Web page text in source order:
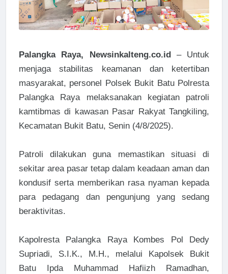
Palangka Raya, Newsinkalteng.co.id – Untuk
menjaga stabilitas keamanan dan ketertiban
masyarakat, personel Polsek Bukit Batu Polresta
Palangka Raya melaksanakan kegiatan patroli
kamtibmas di kawasan Pasar Rakyat Tangkiling,
Kecamatan Bukit Batu, Senin (4/8/2025).
Patroli dilakukan guna memastikan situasi di
sekitar area pasar tetap dalam keadaan aman dan
kondusif serta memberikan rasa nyaman kepada
para pedagang dan pengunjung yang sedang
beraktivitas.
Kapolresta Palangka Raya Kombes Pol Dedy
Supriadi, S.I.K., M.H., melalui Kapolsek Bukit
Batu Ipda Muhammad Hafiizh Ramadhan,